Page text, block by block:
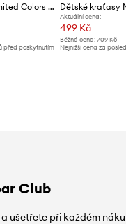
Dětské plátěné šortky United Colors of Benetton
před poskytnutím
Dětské kraťasy
Aktuální cena:
499 Kč
Běžná cena:709 Kč
Nejnižší cena za
Club
ušetřete při každém